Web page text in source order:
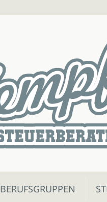
BERUFSGRUPPEN